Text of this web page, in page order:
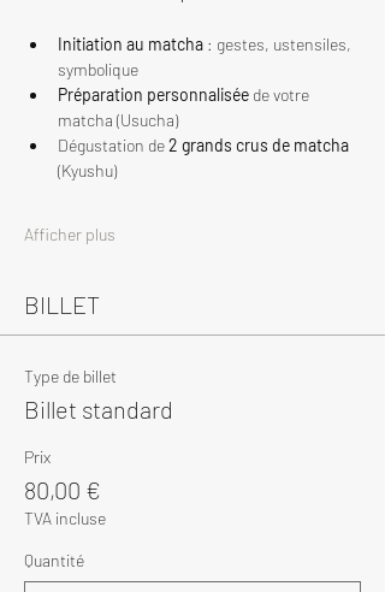
Initiation au matcha : gestes, ustensiles,
symbolique
Préparation personnalisée de votre
matcha (Usucha)
Dégustation de 2 grands crus de matcha
(Kyushu)
Afficher plus
BILLET
Type de billet
Billet standard
Prix
80,00 €
TVA incluse
Quantité